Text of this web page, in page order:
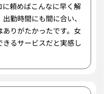
頼めばこんなに早く解
勤時間にも間に合い、
りがたかったです。女
るサービスだと実感し